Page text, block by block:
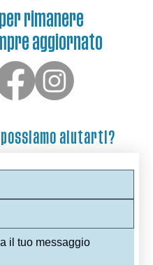
per rimanere
aggiornato
possiamo aiutarti?